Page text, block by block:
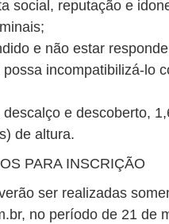
social, reputação e
e não estar
incompatibilizá-lo
e descoberto,
de altura.
PARA INSCRIÇÃO
ser realizadas
no período de 21 de